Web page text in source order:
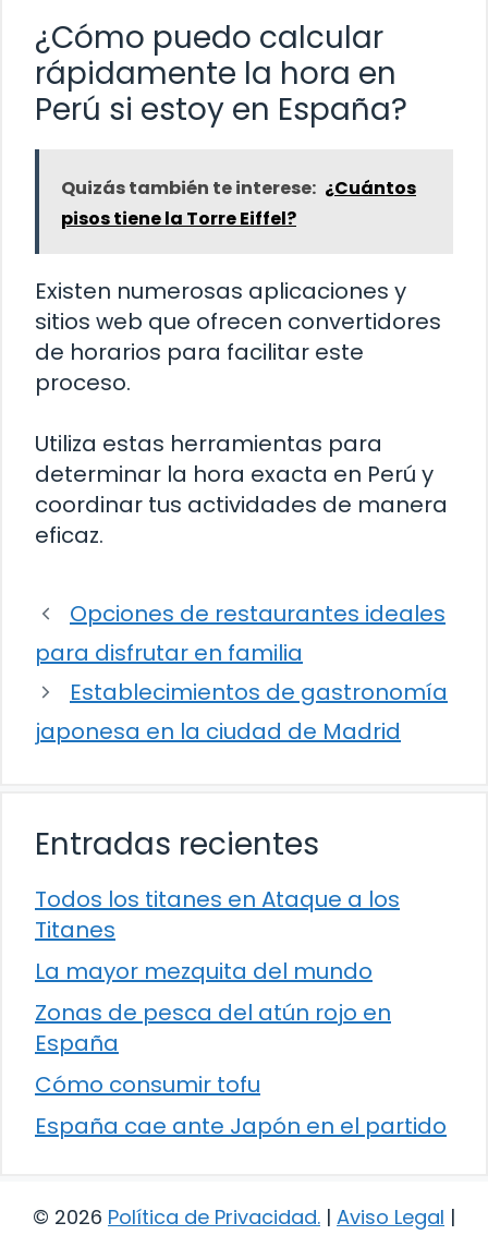
¿Cómo puedo calcular
rápidamente la hora en
Perú si estoy en España?
Quizás también te interese: ¿Cuántos
pisos tiene la Torre Eiffel?
Existen numerosas aplicaciones y
sitios web que ofrecen convertidores
de horarios para facilitar este
proceso.
Utiliza estas herramientas para
determinar la hora exacta en Perú y
coordinar tus actividades de manera
eficaz.
Opciones de restaurantes ideales
para disfrutar en familia
Establecimientos de gastronomía
japonesa en la ciudad de Madrid
Entradas recientes
Todos los titanes en Ataque a los
Titanes
La mayor mezquita del mundo
Zonas de pesca del atún rojo en
España
Cómo consumir tofu
España cae ante Japón en el partido
© 2026 Política de Privacidad. | Aviso Legal |